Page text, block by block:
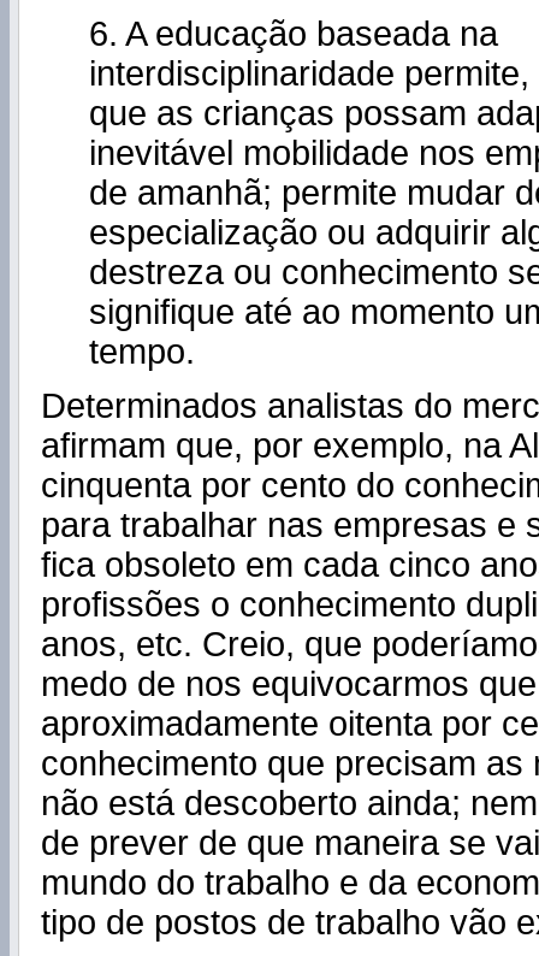
6. A educação baseada na
interdisciplinaridade
que as crianças possam
inevitável mobilidade nos
de amanhã; permite mudar
especialização ou adquirir
destreza ou conhecimento
signifique até ao momento
tempo.
Determinados analistas do
afirmam que, por exemplo, na
cinquenta por cento do
para trabalhar nas empresas e
fica obsoleto em cada cinco
profissões o conhecimento
anos, etc. Creio, que
medo de nos equivocarmos
aproximadamente oitenta por
conhecimento que precisam as
não está descoberto ainda;
de prever de que maneira se
mundo do trabalho e da
tipo de postos de trabalho vão